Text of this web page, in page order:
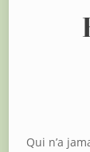
Qui n’a